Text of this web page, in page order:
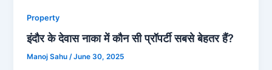
Property
इंदौर के देवास नाका में कौन सी प्रॉपर्टी सबसे बेहतर हैं?
Manoj Sahu/June 30, 2025